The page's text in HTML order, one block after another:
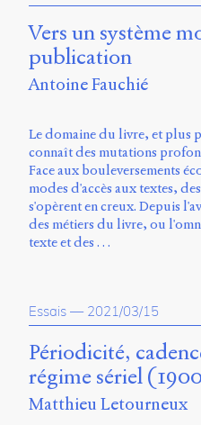
site
été
conçu
Julie
Maxime
Bouton,
Jérémy
De
Barros,
Guicherd,
Servanne
Monjour,
Nicolas
Sauret
et
Marcello
Vers un système
publication
Antoine Fauchié
Le domaine du livre, et plus
connaît des mutations
Face aux bouleversements
modes d'accès aux textes,
s'opèrent en creux. Depuis
des métiers du livre, ou
texte et des …
Essais — 2021/03/15
Périodicité,
régime sériel
Matthieu Letourneux